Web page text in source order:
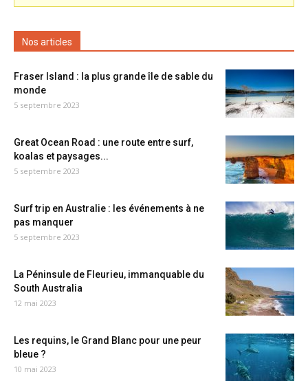
Nos articles
Fraser Island : la plus grande île de sable du
monde
5 septembre 2023
Great Ocean Road : une route entre surf,
koalas et paysages...
5 septembre 2023
Surf trip en Australie : les événements à ne
pas manquer
5 septembre 2023
La Péninsule de Fleurieu, immanquable du
South Australia
12 mai 2023
Les requins, le Grand Blanc pour une peur
bleue ?
10 mai 2023